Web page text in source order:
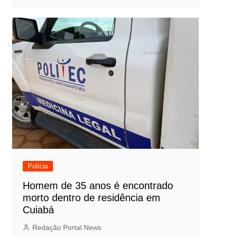
Polícia
Homem de 35 anos é encontrado
morto dentro de residência em
Cuiabá
Redação Portal News